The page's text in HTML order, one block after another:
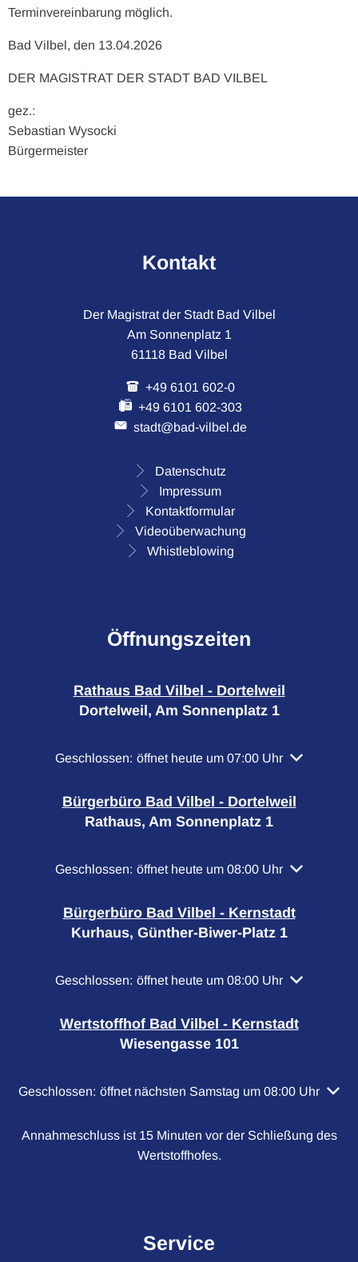
Terminvereinbarung möglich.
Bad Vilbel, den 13.04.2026
DER MAGISTRAT DER STADT BAD VILBEL
gez.:
Sebastian Wysocki
Bürgermeister
Kontakt
Der Magistrat der Stadt Bad Vilbel
Am Sonnenplatz 1
61118 Bad Vilbel
+49 6101 602-0
+49 6101 602-303
stadt@bad-vilbel.de
Datenschutz
Impressum
Kontaktformular
Videoüberwachung
Whistleblowing
Öffnungszeiten
Rathaus Bad Vilbel - Dortelweil
Dortelweil, Am Sonnenplatz 1
Klicken, um weitere Öffnungs- oder Schließzeiten
Geschlossen: öffnet heute um 07:00 Uhr
Bürgerbüro Bad Vilbel - Dortelweil
Rathaus, Am Sonnenplatz 1
Klicken, um weitere Öffnungs- oder Schließzeiten
Geschlossen: öffnet heute um 08:00 Uhr
Bürgerbüro Bad Vilbel - Kernstadt
Kurhaus, Günther-Biwer-Platz 1
Klicken, um weitere Öffnungs- oder Schließzeiten
Geschlossen: öffnet heute um 08:00 Uhr
Wertstoffhof Bad Vilbel - Kernstadt
Wiesengasse 101
Klicken, um weitere Öffnungs- oder Schließzeiten
Geschlossen: öffnet nächsten Samstag um 08:00 Uhr
Annahmeschluss ist 15 Minuten vor der Schließung des
Wertstoffhofes.
Service